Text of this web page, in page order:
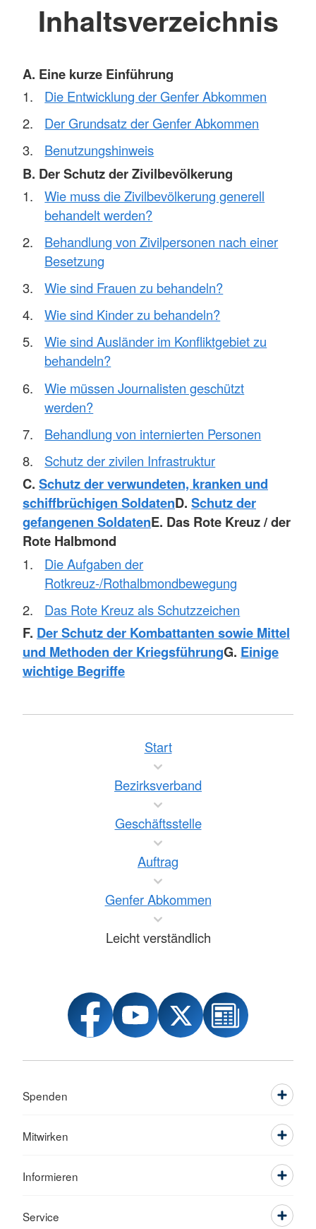
Inhaltsverzeichnis
A. Eine kurze Einführung
Die Entwicklung der Genfer Abkommen
Der Grundsatz der Genfer Abkommen
Benutzungshinweis
B. Der Schutz der Zivilbevölkerung
Wie muss die Zivilbevölkerung generell
behandelt werden?
Behandlung von Zivilpersonen nach einer
Besetzung
Wie sind Frauen zu behandeln?
Wie sind Kinder zu behandeln?
Wie sind Ausländer im Konfliktgebiet zu
behandeln?
Wie müssen Journalisten geschützt
werden?
Behandlung von internierten Personen
Schutz der zivilen Infrastruktur
C. Schutz der verwundeten, kranken und
schiffbrüchigen SoldatenD. Schutz der
gefangenen SoldatenE. Das Rote Kreuz / der
Rote Halbmond
Die Aufgaben der
Rotkreuz-/Rothalbmondbewegung
Das Rote Kreuz als Schutzzeichen
F. Der Schutz der Kombattanten sowie Mittel
und Methoden der KriegsführungG. Einige
wichtige Begriffe
Start
Bezirksverband
Geschäftsstelle
Auftrag
Genfer Abkommen
Leicht verständlich
Spenden
Mitwirken
Informieren
Service